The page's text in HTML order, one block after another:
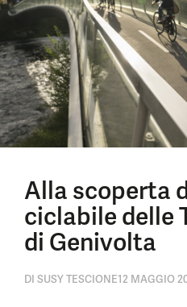
Alla scoperta
ciclabile delle
di Genivolta
DI SUSY TESCIONE12 MAGGIO